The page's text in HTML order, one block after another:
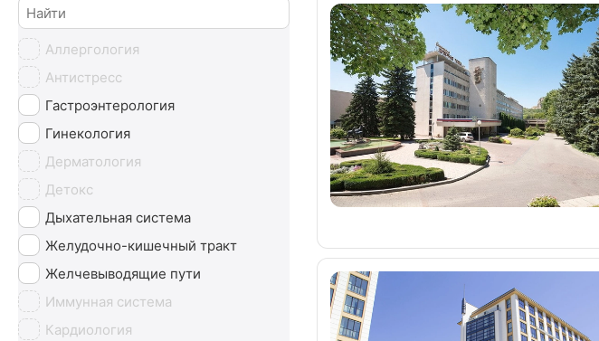
Аллергология
Антистресс
Гастроэнтерология
Гинекология
Дерматология
Детокс
Дыхательная система
Желудочно-кишечный тракт
Желчевыводящие пути
Иммунная система
Кардиология